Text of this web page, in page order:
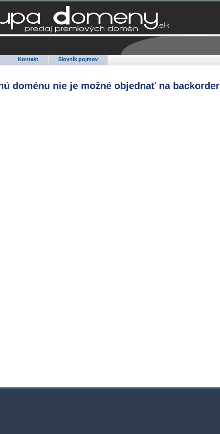
Kontakt Slovník pojmov
doménu nie je možné objednať na backorder